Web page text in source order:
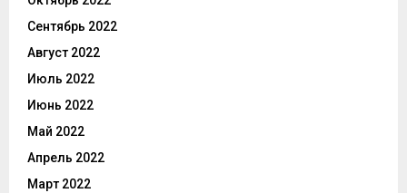
Сентябрь 2022
Август 2022
Июль 2022
Июнь 2022
Май 2022
Апрель 2022
Март 2022